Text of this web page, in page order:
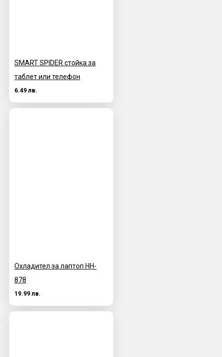
SMART SPIDER стойка за
таблет или телефон
6.49 лв.
Охладител за лаптоп HH-
878
19.99 лв.